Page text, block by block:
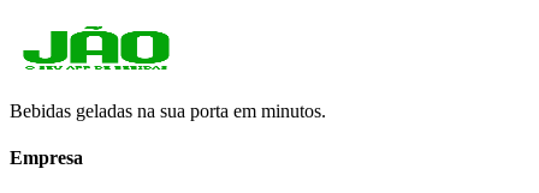
Bebidas geladas na sua porta em minutos.
Empresa